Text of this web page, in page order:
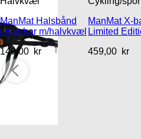
ManMat Halsbånd
justerbar m/halvkvæl
149,00 kr
ManMat X-
Limited
459,00 kr